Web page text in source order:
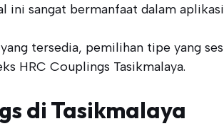
ini sangat bermanfaat dalam
tersedia, pemilihan tipe yang
HRC Couplings Tasikmalaya.
di Tasikmalaya